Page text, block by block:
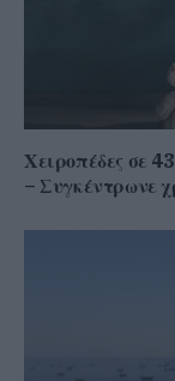
Χειροπέδες σε
– Συγκέντρωνε